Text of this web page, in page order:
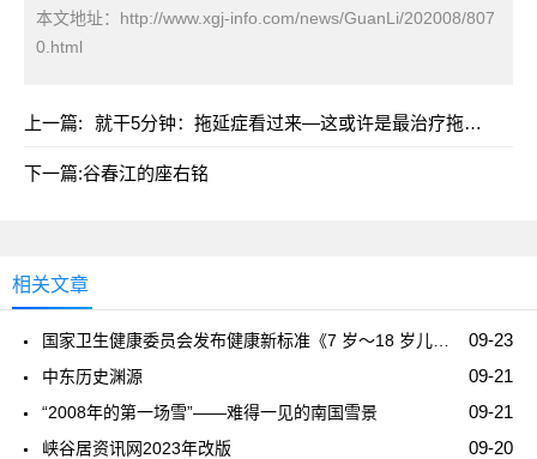
本文地址： http://www.xgj-info.com/news/GuanLi/202008/807
0.html
上一篇: 就干5分钟：拖延症看过来—这或许是最治疗拖延症有效的一篇文章
下一篇:谷春江的座右铭
相关文章
09-23
09-21
中东历史渊源
09-21
“2008年的第一场雪”——难得一见的南国雪景
09-20
峡谷居资讯网2023年改版